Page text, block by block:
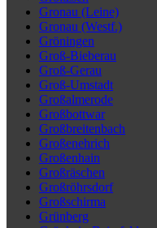
Gronau (Leine)
Gronau (Westf.)
Gröningen
Groß-Bieberau
Groß-Gerau
Groß-Umstadt
Großalmerode
Großbottwar
Großbreitenbach
Großenehrich
Großenhain
Großräschen
Großröhrsdorf
Großschirma
Grünberg